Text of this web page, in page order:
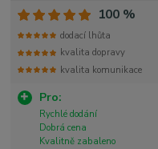
Pro:
Rychlé dodání
Dobrá cena
Kvalitně zabaleno
100 %
dodací lhůta
kvalita dopravy
kvalita komunikace